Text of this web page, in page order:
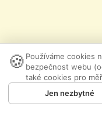
🍪 Používáme cookies
bezpečnost webu
také cookies pro
Jen nezbytné